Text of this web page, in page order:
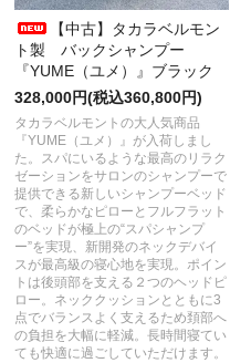
【中古】タカラベルモン
ト製 バックシャンプー
『YUME（ユメ）』ブラック
328,000円(税込360,800円)
タカラベルモントの大人気商品
『YUME（ユメ）』が入荷しまし
た。スパにいるような最高のリラク
ゼーションをサロンのシャンプーで
提供できる新しいシャンプーベッド
で、柔らかなピローとフルフラット
のベッドが極上の“スパシャンプ
ー”を実現、新開発のネックデバイ
スが最高級の寝心地を実現。ポイン
トは後頭部を支える２つのヘッドピ
ロー。ネッククッションとともに3
点でバランスよく支えるため頚部へ
の負担を大幅に軽減。長時間寝てい
ても快適に過ごしていただけます。